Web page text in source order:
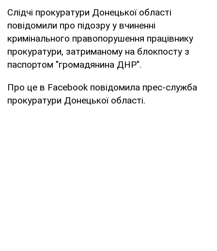
Слідчі прокуратури Донецької області
повідомили про підозру у вчиненні
кримінального правопорушення працівнику
прокуратури, затриманому на блокпосту з
паспортом "громадянина ДНР".
Про це в Facebook повідомила прес-служба
прокуратури Донецької області.